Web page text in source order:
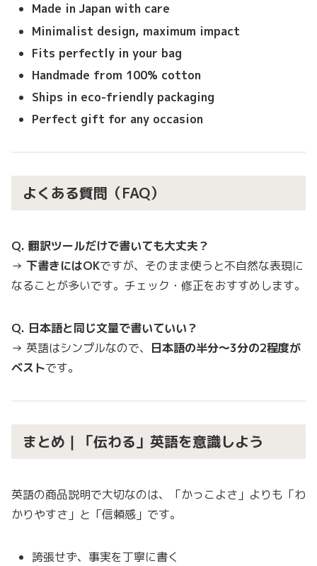
Made in Japan with care
Minimalist design, maximum impact
Fits perfectly in your bag
Handmade from 100% cotton
Ships in eco-friendly packaging
Perfect gift for any occasion
よくある質問（FAQ）
Q. 翻訳ツールだけで書いても大丈夫？
→ 下書きにはOKですが、そのまま使うと不自然な表現に
なることが多いです。チェック・修正をおすすめします。
Q. 日本語と同じ文量で書いていい？
→ 英語はシンプルなので、 日本語の半分〜3分の2程度が
ベストです。
まとめ｜「伝わる」英語を意識しよう
英語の商品説明で大切なのは、「かっこよさ」よりも「わ
かりやすさ」と「信頼感」です。
誇張せず、事実を丁寧に書く